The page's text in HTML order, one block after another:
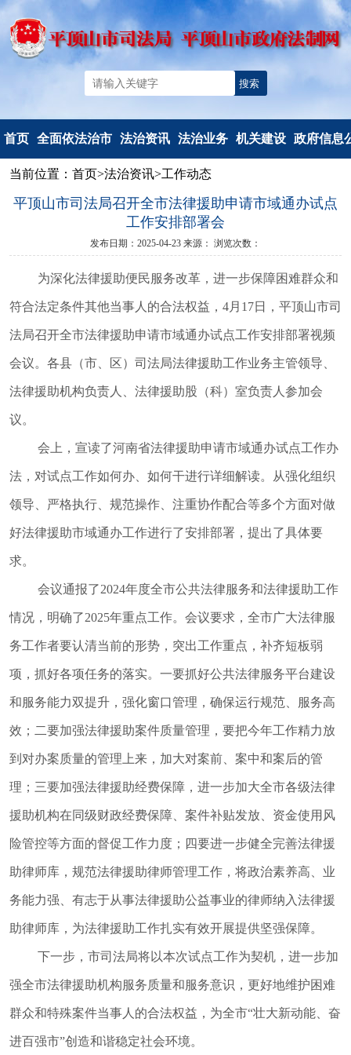
首页 全面依法治市
重要部署
法治调研督察
法治资讯
工作动态
法治业务
设
人民调解
人民监督和
司法鉴定
行政执法监
督
律顾问
普法与依法
治理
律师公证和
法律职业资
格考试
查询服务
机关建设
文明创建
政府信息
信息公开
度报告
依申请公
法定主动公
容
当前位置： 首页>法治资讯>工作动态
平顶山市司法局召开全市法律援助申请市域通办试点
工作安排部署会
发布日期：2025-04-23 来源： 浏览次数：
为深化法律援助便民服务改革，进一步保障困难群众和
符合法定条件其他当事人的合法权益， 4月17日，平顶山市司
法局召开全市法律援助申请市域通办试点工作安排部署视频
会议。各县（市、区）司法局法律援助工作业务主管领导、
法律援助机构负责人、法律援助股（科）室负责人参加会
议。
会上，宣读了河南省法律援助申请市域通办试点工作办
法，对试点工作如何办、如何干进行详细解读。从强化组织
领导、严格执行、规范操作、注重协作配合等多个方面对做
好法律援助市域通办工作进行了安排部署，提出了具体要
求。
会议通报了2024年度全市公共法律服务和法律援助工作
情况，明确了2025年重点工作。会议要求，全市广大法律服
务工作者要认清当前的形势，突出工作重点，补齐短板弱
项，抓好各项任务的落实。一要抓好公共法律服务平台建设
和服务能力双提升，强化窗口管理，确保运行规范、服务高
效；二要加强法律援助案件质量管理，要把今年工作精力放
到对办案质量的管理上来，加大对案前、案中和案后的管
理；三要加强法律援助经费保障，进一步加大全市各级法律
援助机构在同级财政经费保障、案件补贴发放、资金使用风
险管控等方面的督促工作力度；四要进一步健全完善法律援
助律师库，规范法律援助律师管理工作，将政治素养高、业
务能力强、有志于从事法律援助公益事业的律师纳入法律援
助律师库，为法律援助工作扎实有效开展提供坚强保障。
下一步，市司法局将以本次试点工作为契机，进一步加
强全市法律援助机构服务质量和服务意识，更好地维护困难
群众和特殊案件当事人的合法权益，为全市“壮大新动能、奋
进百强市”创造和谐稳定社会环境。